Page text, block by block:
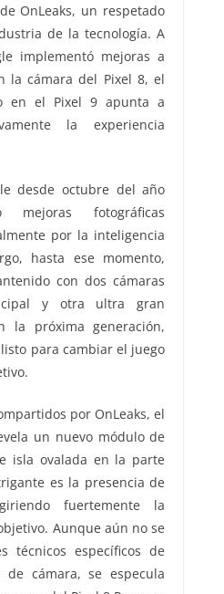
OnLeaks, un respetado
de la tecnología. A
implementó mejoras a
la cámara del Pixel 8, el
en el Pixel 9 apunta a
la experiencia
desde octubre del año
mejoras fotográficas
por la inteligencia
hasta ese momento,
con dos cámaras
y otra ultra gran
la próxima generación,
para cambiar el juego
por OnLeaks, el
un nuevo módulo de
isla ovalada en la parte
es la presencia de
fuertemente la
Aunque aún no se
técnicos específicos de
cámara, se especula